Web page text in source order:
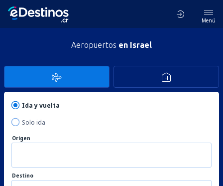
Menú
Aeropuertos en Israel
Ida y vuelta
Solo ida
Origen
Destino